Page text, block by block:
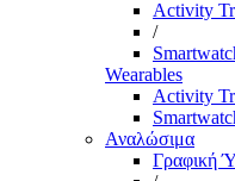
Activity
/
Wearables
Activity
Αναλώσιμα
Γραφική